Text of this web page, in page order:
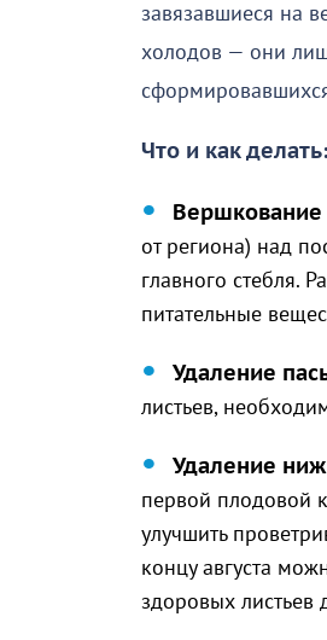
завязавшиеся на
холодов — они
Что и как делать:
от региона) над
главного стебля.
питательные
Удаление
листьев,
Удаление
первой плодовой
улучшить
концу августа
здоровых листьев